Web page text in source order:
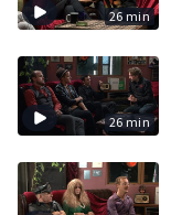
26 min
26 min